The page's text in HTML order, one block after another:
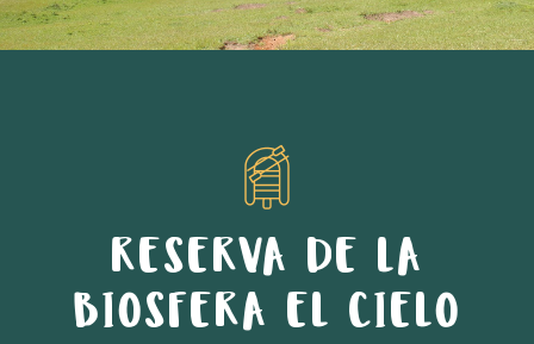
RESERVA DE LA
BIOSFERA EL CIELO